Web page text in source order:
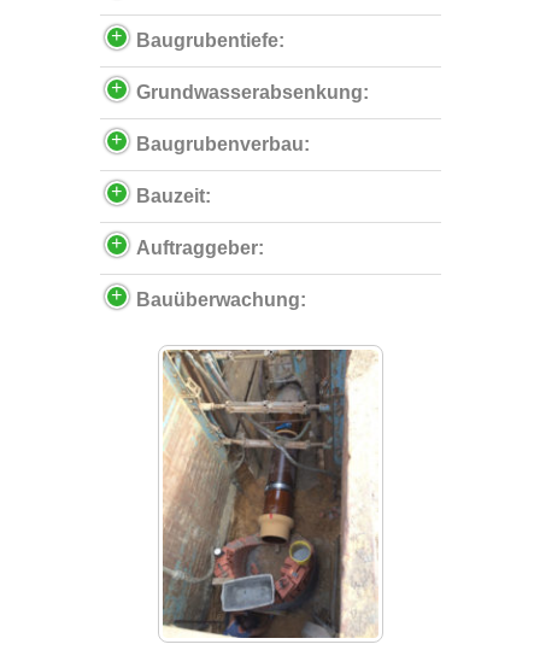
Baugrubentiefe:
Grundwasserabsenkung:
Baugrubenverbau:
Bauzeit:
Auftraggeber:
Bauüberwachung: